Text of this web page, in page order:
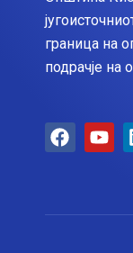
граница на
подрачје на
F
a
Y
o